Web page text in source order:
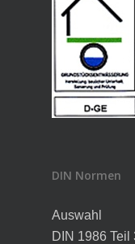
DIN Normen
Auswahl
DIN 1986 Teil